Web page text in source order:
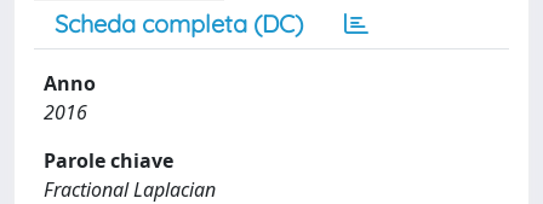
Scheda completa (DC)
Anno
2016
Parole chiave
Fractional Laplacian